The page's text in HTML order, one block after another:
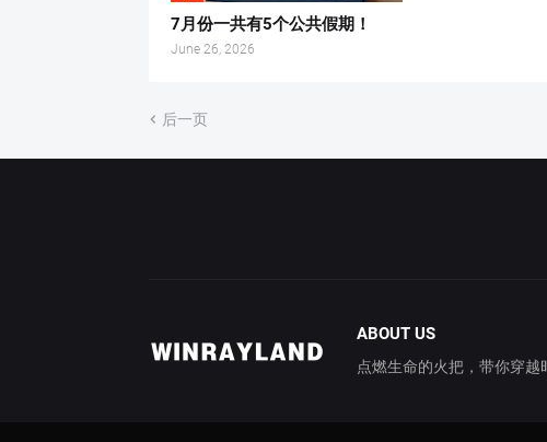
7月份一共有5个公共假期！
June 26, 2026
后一页
ABOUT US
点燃生命的火把，带你穿